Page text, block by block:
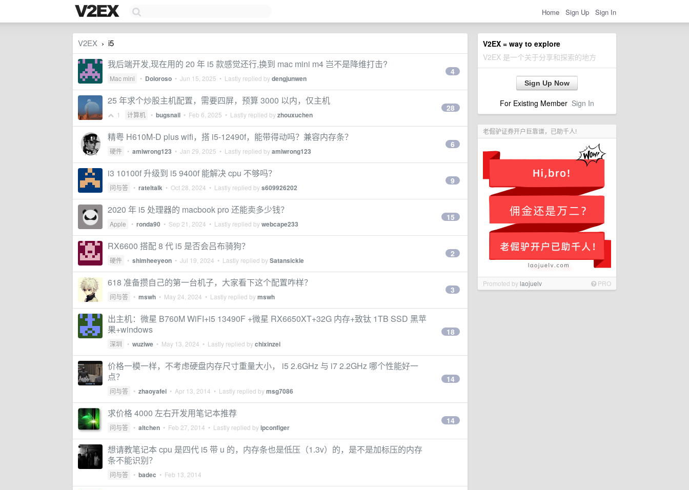
Home Sign Up Sign In
V2EX = way to explore
V2EX 是一个关于分享和探索的地方
Sign Up Now
For Existing Member Sign In
老倔驴证券开户巨靠谱，已助千人!
Promoted bylaojuelv PRO
V2EX › i5
我后端开发,现在用的 20 年 i5 款感觉还行,换到 mac mini m4 岂不是降维打击?
Mac mini • Doloroso • Jun 15, 2025 • Lastly replied bydengjunwen
4
25 年求个炒股主机配置，需要四屏，预算 3000 以内，仅主机
1 计算机 • bugsnail • Feb 6, 2025 • Lastly replied byzhouxuchen
28
精粤 H610M-D plus wifi，搭 i5-12490f，能带得动吗？兼容内存条？
硬件 • amiwrong123 • Jan 29, 2025 • Lastly replied byamiwrong123
6
i3 10100f 升级到 i5 9400f 能解决 cpu 不够吗？
问与答 • rateltalk • Oct 28, 2024 • Lastly replied bys609926202
9
2020 年 i5 处理器的 macbook pro 还能卖多少钱？
Apple • ronda90 • Sep 21, 2024 • Lastly replied bywebcape233
15
RX6600 搭配 8 代 i5 是否会吕布骑狗？
硬件 • shimheeyeon • Jul 19, 2024 • Lastly replied bySatansickle
2
618 准备攒自己的第一台机子，大家看下这个配置咋样？
问与答 • mswh • May 24, 2024 • Lastly replied bymswh
3
出主机：微星 B760M WiFI+i5 13490F +微星 RX6650XT+32G 内存+致钛 1TB SSD 黑苹
果+windows
深圳 • wuziwe • May 13, 2024 • Lastly replied bychixinzei
18
价格一模一样，不考虑硬盘内存尺寸重量大小， i5 2.6GHz 与 i7 2.2GHz 哪个性能好一
点？
问与答 • zhaoyafei • Apr 13, 2014 • Lastly replied bymsg7086
14
求价格 4000 左右开发用笔记本推荐
问与答 • altchen • Feb 27, 2014 • Lastly replied byipconfiger
14
想请教笔记本 cpu 是四代 i5 带 u 的，内存条也是低压（1.3v）的，是不是加标压的内存
条不能识别？
问与答 • badec • Feb 13, 2014